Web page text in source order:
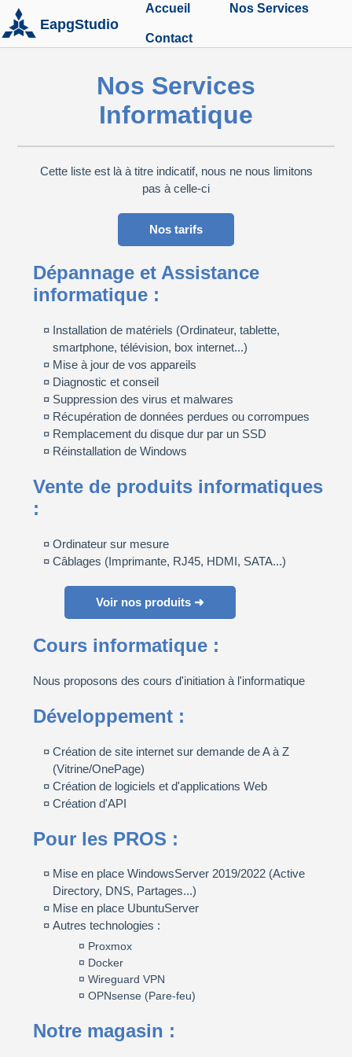
Accueil Nos Services
Contact
Nos Services
Informatique
Cette liste est là à titre indicatif, nous ne nous limitons
pas à celle-ci
Nos tarifs
Dépannage et Assistance
informatique :
Installation de matériels (Ordinateur, tablette,
smartphone, télévision, box internet...)
Mise à jour de vos appareils
Diagnostic et conseil
Suppression des virus et malwares
Récupération de données perdues ou corrompues
Remplacement du disque dur par un SSD
Réinstallation de Windows
Vente de produits informatiques
:
Ordinateur sur mesure
Câblages (Imprimante, RJ45, HDMI, SATA...)
Voir nos produits ➜
Cours informatique :
Nous proposons des cours d'initiation à l'informatique
Développement :
Création de site internet sur demande de A à Z
(Vitrine/OnePage)
Création de logiciels et d'applications Web
Création d'API
Pour les PROS :
Mise en place WindowsServer 2019/2022 (Active
Directory, DNS, Partages...)
Mise en place UbuntuServer
Autres technologies :
Proxmox
Docker
Wireguard VPN
OPNsense (Pare-feu)
Notre magasin :